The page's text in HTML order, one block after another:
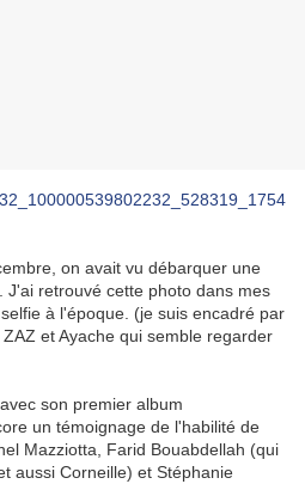
on avait vu débarquer une
J'ai retrouvé cette photo dans mes
à l'époque. (je suis encadré par
et Ayache qui semble regarder
son premier album
un témoignage de l'habilité de
Mazziotta, Farid Bouabdellah (qui
aussi Corneille) et Stéphanie